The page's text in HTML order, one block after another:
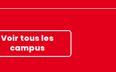
Voir tous les
campus